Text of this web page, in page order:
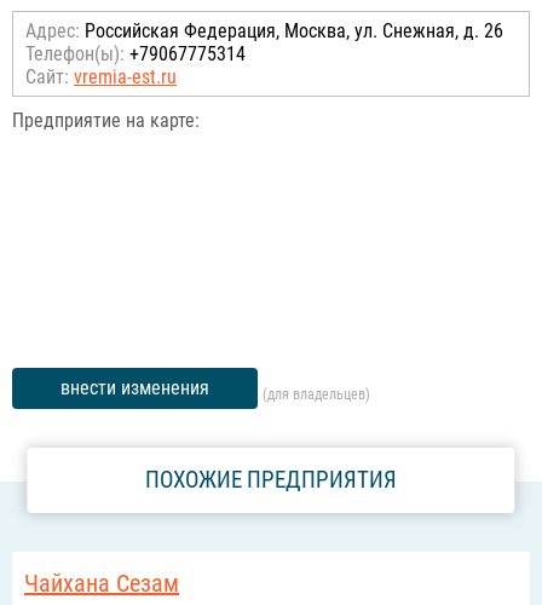
Адрес: Российcкая Федерация, Москва, ул. Снежная, д. 26
Телефон(ы): +79067775314
Сайт: vremia-est.ru
Предприятие на карте:
внести изменения (для владельцев)
ПОХОЖИЕ ПРЕДПРИЯТИЯ
Чайхана Сезам